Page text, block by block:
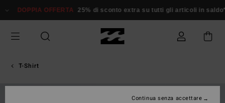
alle
prodotto
DOPPIA OFFERTA 25% di sconto extra su tutti gli articoli in saldo*
T-Shirt
Continua senza accettare